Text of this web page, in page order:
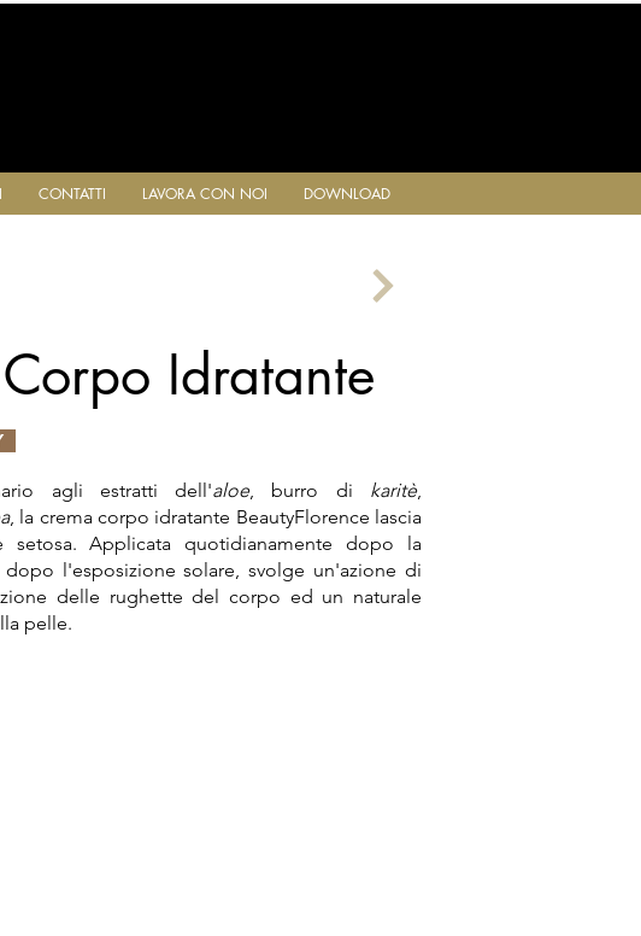
CONTATTI LAVORA CON NOI DOWNLOAD
Idratante
agli estratti dell'aloe, burro di karitè,
, la crema corpo idratante BeautyFlorence lascia
Applicata quotidianamente dopo la
l'esposizione solare, svolge un'azione di
delle rughette del corpo ed un naturale
pelle.